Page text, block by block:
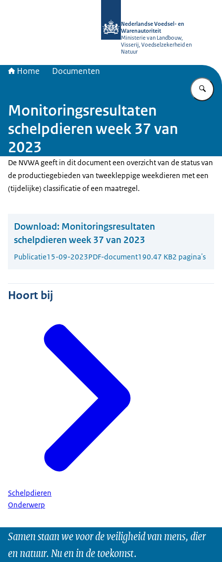
Nederlandse Voedsel- en
Warenautoriteit
Ministerie van Landbouw,
Visserij, Voedselzekerheid en
Natuur
Home Documenten
Monitoringsresultaten
schelpdieren week 37 van
2023
De NVWA geeft in dit document een overzicht van de status van
de productiegebieden van tweekleppige weekdieren met een
(tijdelijke) classificatie of een maatregel.
Download: Monitoringsresultaten
schelpdieren week 37 van 2023
Publicatie15-09-2023PDF-document190.47 KB2 pagina's
Hoort bij
Schelpdieren
Onderwerp
Samen staan we voor de veiligheid van mens, dier
en natuur. Nu en in de toekomst.